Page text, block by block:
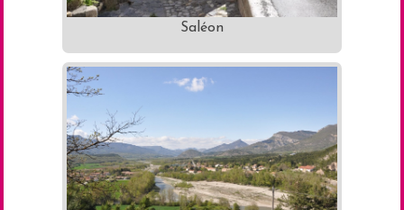
Saléon